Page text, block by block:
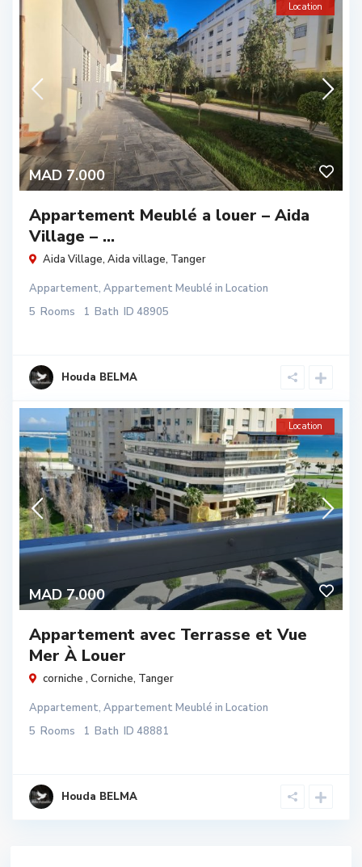
MAD 7.000
Location
Appartement Meublé a louer – Aida
Village – ...
Aida Village, Aida village, Tanger
Appartement, Appartement Meublé in Location
5 Rooms 1 Bath ID 48905
Houda BELMA
MAD 7.000
Location
Appartement avec Terrasse et Vue
Mer À Louer
corniche , Corniche, Tanger
Appartement, Appartement Meublé in Location
5 Rooms 1 Bath ID 48881
Houda BELMA